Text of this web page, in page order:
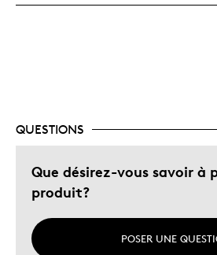
Décrivez-vous
QUESTIONS
Que désirez-vous savoir à
produit?
POSER UNE